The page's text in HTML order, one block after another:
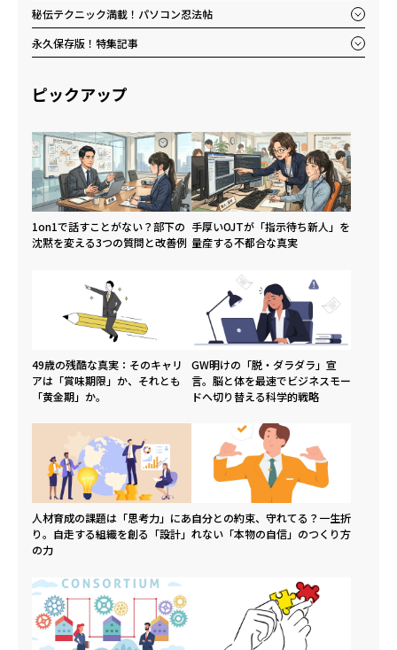
秘伝テクニック満載！パソコン忍法帖
永久保存版！特集記事
ピックアップ
1on1で話すことがない？部下の
沈黙を変える3つの質問と改善例
手厚いOJTが「指示待ち新人」を
量産する不都合な真実
49歳の残酷な真実：そのキャリ
アは「賞味期限」か、それとも
「黄金期」か。
GW明けの「脱・ダラダラ」宣
言。脳と体を最速でビジネスモー
ドへ切り替える科学的戦略
人材育成の課題は「思考力」にあ
り。自走する組織を創る「設計」
の力
自分との約束、守れてる？一生折
れない「本物の自信」のつくり方